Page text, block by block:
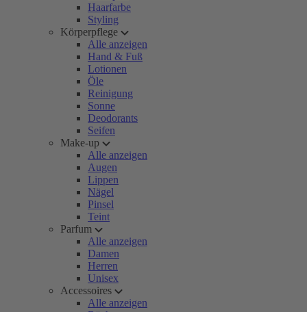
Haarfarbe
Styling
Körperpflege
Alle anzeigen
Hand & Fuß
Lotionen
Öle
Reinigung
Sonne
Deodorants
Seifen
Make-up
Alle anzeigen
Augen
Lippen
Nägel
Pinsel
Teint
Parfum
Alle anzeigen
Damen
Herren
Unisex
Accessoires
Alle anzeigen